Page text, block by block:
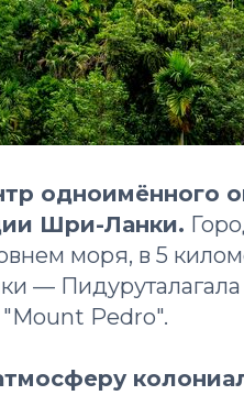
одноимённого
Шри-Ланки.
моря, в 5
— Пидуруталагала
"Mount Pedro".